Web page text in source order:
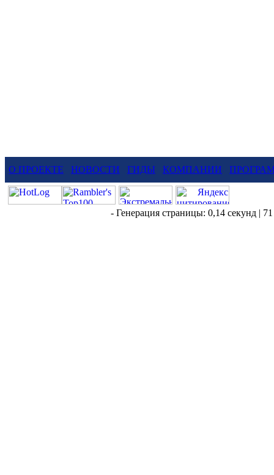
О ПРОЕКТЕ НОВОСТИ ГИДЫ КОМПАНИИ
- Генерация страницы: 0,14 секунд |